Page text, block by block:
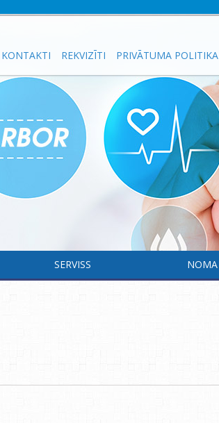
KONTAKTI REKVIZĪTI PRIVĀTUMA POLITIKA
SERVISS NOMA